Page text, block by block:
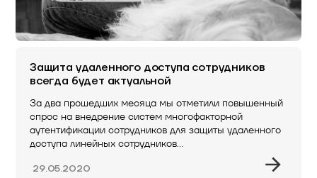
Защита удаленного доступа сотрудников
всегда будет актуальной
За два прошедших месяца мы отметили повышенный
спрос на внедрение систем многофакторной
аутентификации сотрудников для защиты удаленного
доступа линейных сотрудников…
29.05.2020